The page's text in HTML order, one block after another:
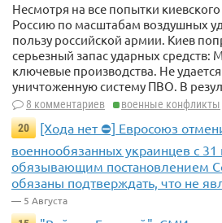
Несмотря на все попытки
Россию по масштабам воздушных
пользу российской армии. Киев
серьезный запас ударных средств:
ключевые производства. Не
уничтоженную систему ПВО. В
8 комментариев
военные конфликты
20
[Хода нет ⛔] Евросоюз
военнообязанных украинцев с
обязывающим постановлением
обязаны подтверждать, что не
— 5 Августа